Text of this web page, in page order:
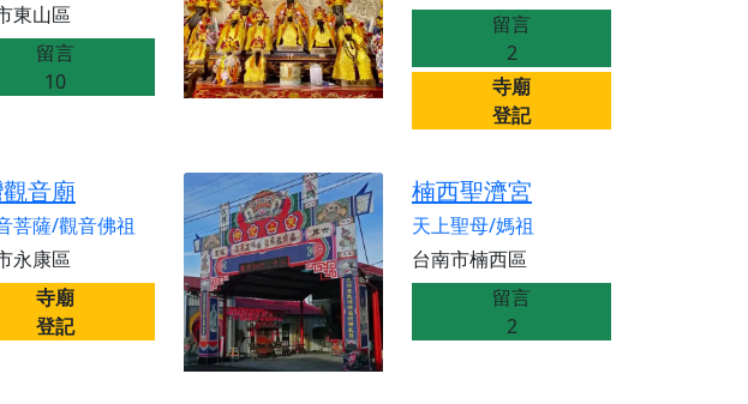
東山區
留言
10
留言
2
寺廟
登記
音廟
菩薩/觀音佛祖
永康區
寺廟
登記
楠西聖濟宮
天上聖母/媽祖
台南市楠西區
留言
2